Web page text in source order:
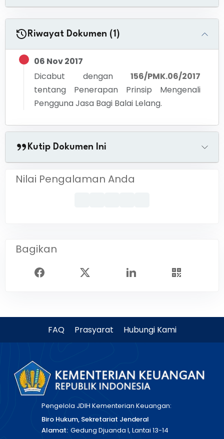
Riwayat Dokumen (1)
06 Nov 2017
Dicabut dengan
156/PMK.06/2017
tentang Penerapan Prinsip Mengenali
Pengguna Jasa Bagi Balai Lelang.
Kutip Dokumen Ini
Nilai Pengalaman Anda
Bagikan
FAQ Prasyarat Hubungi Kami
Pengelola JDIH Kementerian Keuangan:
Biro Hukum, Sekretariat Jenderal
Alamat: Gedung Djuanda I, Lantai 13-14